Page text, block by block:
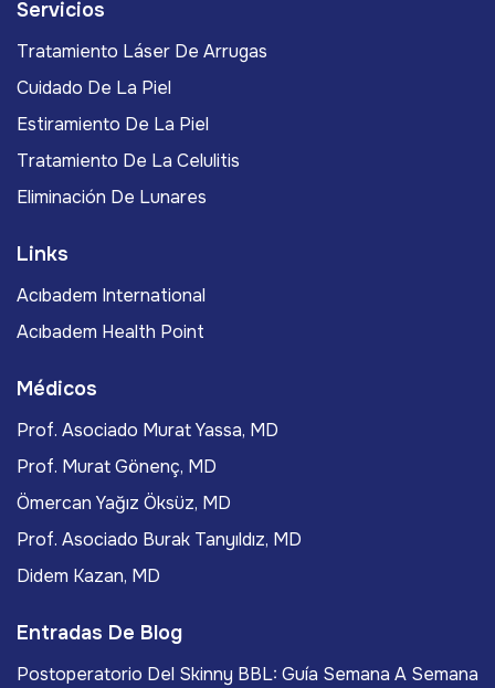
Servicios
Tratamiento Láser De Arrugas
Cuidado De La Piel
Estiramiento De La Piel
Tratamiento De La Celulitis
Eliminación De Lunares
Links
Acıbadem International
Acıbadem Health Point
Médicos
Prof. Asociado Murat Yassa, MD
Prof. Murat Gönenç, MD
Ömercan Yağız Öksüz, MD
Prof. Asociado Burak Tanyıldız, MD
Didem Kazan, MD
Entradas De Blog
Postoperatorio Del Skinny BBL: Guía Semana A Semana